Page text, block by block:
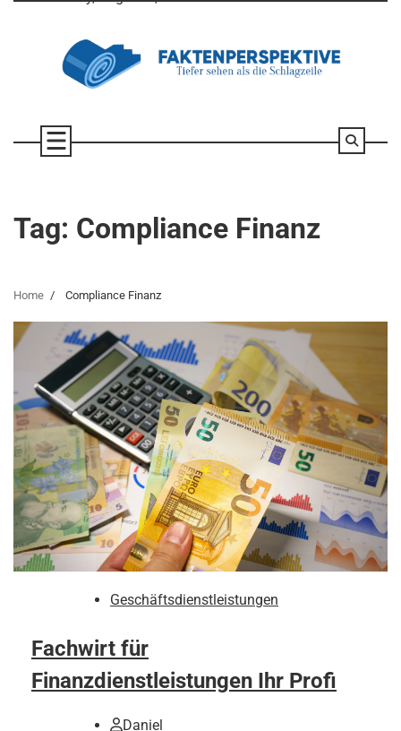
Tag: Compliance Finanz
Home Compliance Finanz
Geschäftsdienstleistungen
Fachwirt für
Finanzdienstleistungen Ihr Profi
Daniel